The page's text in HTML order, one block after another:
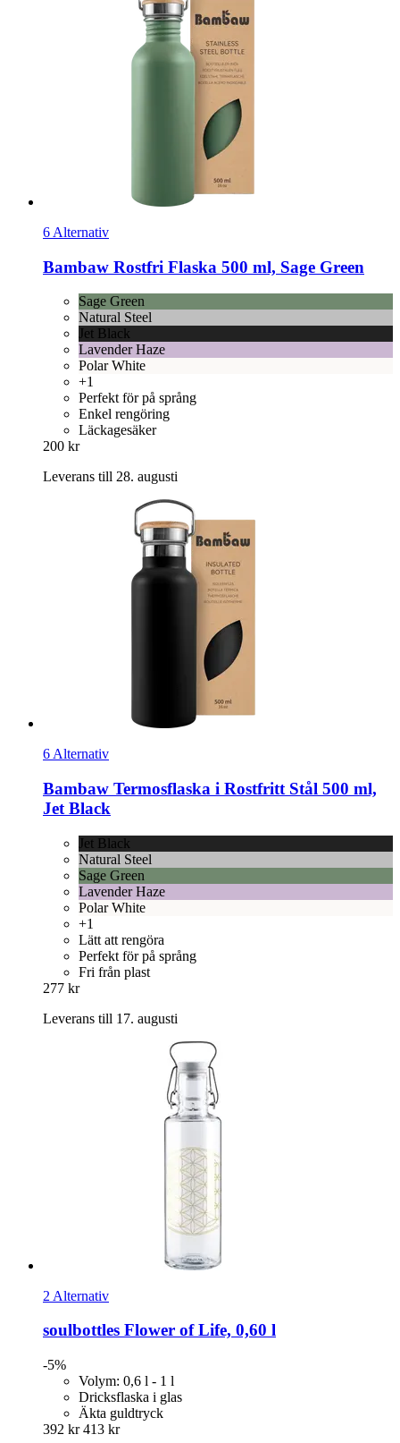
6 Alternativ
Bambaw Rostfri Flaska 500 ml, Sage Green
Sage Green
Natural Steel
Jet Black
Lavender Haze
Polar White
+1
Perfekt för på språng
Enkel rengöring
Läckagesäker
200 kr
Leverans till 28. augusti
6 Alternativ
Bambaw Termosflaska i Rostfritt Stål 500 ml,
Jet Black
Jet Black
Natural Steel
Sage Green
Lavender Haze
Polar White
+1
Lätt att rengöra
Perfekt för på språng
Fri från plast
277 kr
Leverans till 17. augusti
2 Alternativ
soulbottles Flower of Life, 0,60 l
-5%
Volym: 0,6 l - 1 l
Dricksflaska i glas
Äkta guldtryck
392 kr 413 kr